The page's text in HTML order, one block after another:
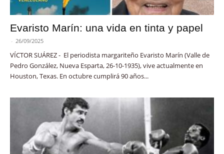
Evaristo Marín: una vida en tinta y papel
- 26/09/2025
VÍCTOR SUÁREZ - El periodista margariteño Evaristo Marín (Valle de
Pedro González, Nueva Esparta, 26-10-1935), vive actualmente en
Houston, Texas. En octubre cumplirá 90 años...